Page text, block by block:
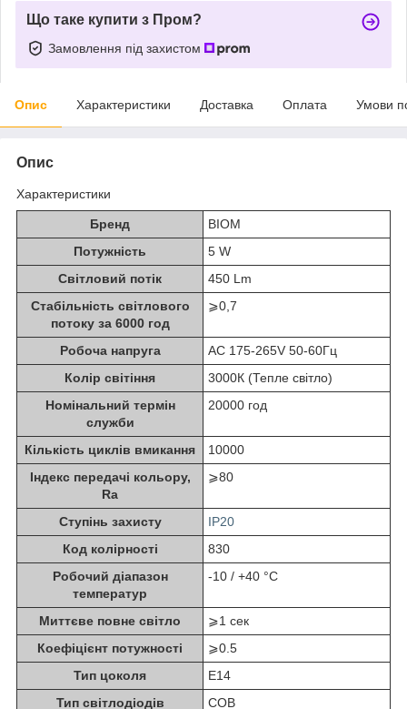
Що таке купити з Пром?
Замовлення під захистом
Опис Характеристики Доставка Оплата Умови
Опис
Характеристики
Бренд
BIOM
Потужність
5 W
Світловий потік
450 Lm
Стабільність світлового
потоку за 6000 год
⩾0,7
Робоча напруга
AC 175-265V 50-60Гц
Колір світіння
3000К (Тепле світло)
Номінальний термін
служби
20000 год
Кількість циклів вмикання
10000
Індекс передачі кольору,
Ra
⩾80
Ступінь захисту
IP20
Код колірності
830
Робочий діапазон
температур
-10 / +40 °C
Миттєве повне світло
⩾1 сек
Коефіцієнт потужності
⩾0.5
Тип цоколя
E14
Тип світлодіодів
COB